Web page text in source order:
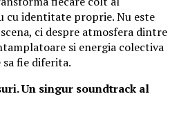
cu identitate proprie. Nu este
ci despre atmosfera dintre
si energia colectiva
sa fie diferita.
Un singur soundtrack al